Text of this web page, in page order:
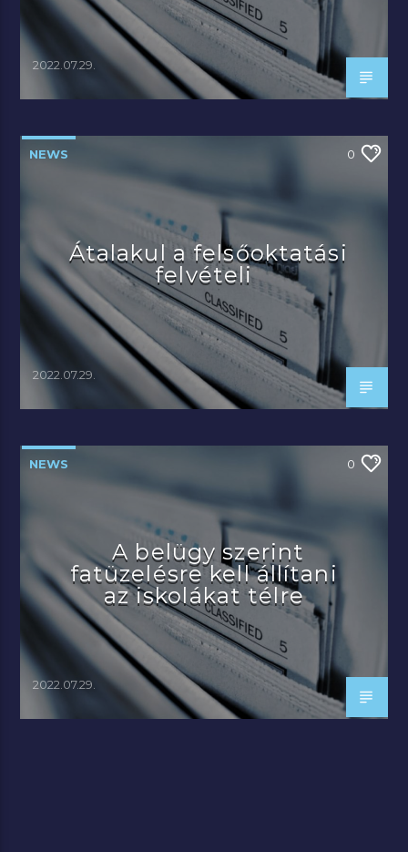
2022.07.29.
NEWS 0
Átalakul a felsőoktatási
felvételi
2022.07.29.
NEWS 0
A belügy szerint
fatüzelésre kell állítani
az iskolákat télre
2022.07.29.